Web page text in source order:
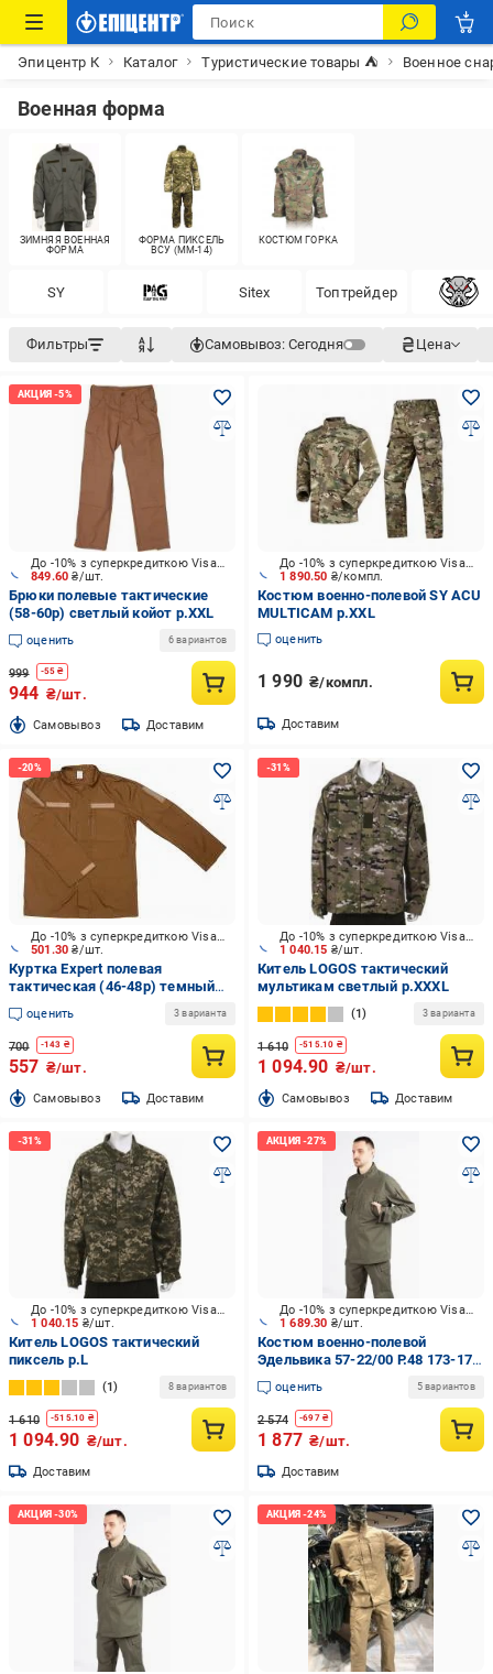
Эпицентр К Каталог Туристические товары ⛺ Военное
Военная форма
ЗИМНЯЯ ВОЕННАЯ
ФОРМА
ФОРМА ПИКСЕЛЬ
ВСУ (MM-14)
КОСТЮМ ГОРКА
SY Siteх Топтрейдер
Фильтры Самовывоз: Сегодня Цена
849.60₴/шт.
До -10% з суперкредиткою Visa Вигода
Брюки полевые тактические
(58-60р) светлый койот р.XXL
оценить 6 вариантов
999 -55 ₴
944 ₴/шт.
Cамовывоз Доставим
1 890.50 ₴/компл.
До -10% з суперкредиткою Visa Вигода
Костюм военно-полевой SY ACU
MULTICAM р.XXL
оценить
1 990 ₴/компл.
Доставим
501.30₴/шт.
До -10% з суперкредиткою Visa Вигода
Куртка Expert полевая
тактическая (46-48р) темный
койот р.M
оценить 3 варианта
700 -143 ₴
557 ₴/шт.
Cамовывоз Доставим
1 040.15 ₴/шт.
До -10% з суперкредиткою Visa Вигода
Китель LOGOS тактический
мультикам светлый р.XXXL
1 3 варианта
1 610 -515.10 ₴
1 094.90 ₴/шт.
Cамовывоз Доставим
1 040.15 ₴/шт.
До -10% з суперкредиткою Visa Вигода
Китель LOGOS тактический
пиксель р.L
1 8 вариантов
1 610 -515.10 ₴
1 094.90 ₴/шт.
Доставим
1 689.30 ₴/шт.
До -10% з суперкредиткою Visa Вигода
Костюм военно-полевой
Эдельвика 57-22/00 Р.48 173-179
см р.M
оценить 5 вариантов
2 574 -697₴
1 877 ₴/шт.
Доставим